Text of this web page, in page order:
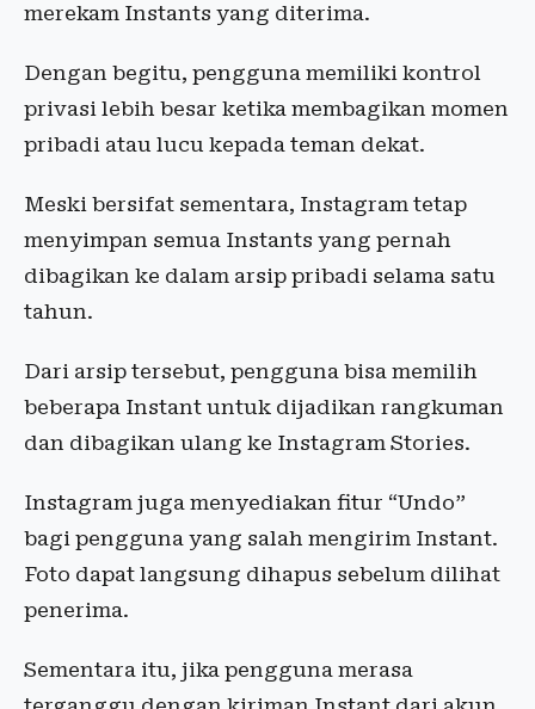
merekam Instants yang diterima.
Dengan begitu, pengguna memiliki kontrol
privasi lebih besar ketika membagikan momen
pribadi atau lucu kepada teman dekat.
Meski bersifat sementara, Instagram tetap
menyimpan semua Instants yang pernah
dibagikan ke dalam arsip pribadi selama satu
tahun.
Dari arsip tersebut, pengguna bisa memilih
beberapa Instant untuk dijadikan rangkuman
dan dibagikan ulang ke Instagram Stories.
Instagram juga menyediakan fitur “Undo”
bagi pengguna yang salah mengirim Instant.
Foto dapat langsung dihapus sebelum dilihat
penerima.
Sementara itu, jika pengguna merasa